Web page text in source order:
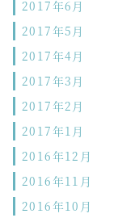
2017年6月
2017年5月
2017年4月
2017年3月
2017年2月
2017年1月
2016年12月
2016年11月
2016年10月